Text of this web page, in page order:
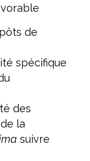
de
spécifique
des
la
suivre